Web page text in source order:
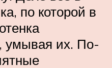
по которой в
умывая их. По-